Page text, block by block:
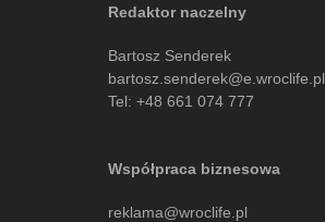
Redaktor naczelny
Bartosz Senderek
bartosz.senderek@e.wroclife.pl
Tel: +48 661 074 777
Współpraca biznesowa
reklama@wroclife.pl